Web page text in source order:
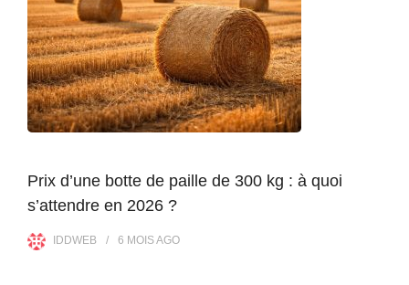
Prix d’une botte de paille de 300 kg : à quoi
s’attendre en 2026 ?
IDDWEB 6 MOISAGO